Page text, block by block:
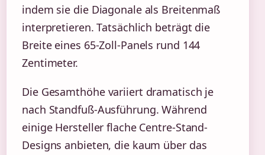
indem sie die Diagonale als Breitenmaß
interpretieren. Tatsächlich beträgt die
Breite eines 65-Zoll-Panels rund 144
Zentimeter.
Die Gesamthöhe variiert dramatisch je
nach Standfuß-Ausführung. Während
einige Hersteller flache Centre-Stand-
Designs anbieten, die kaum über das